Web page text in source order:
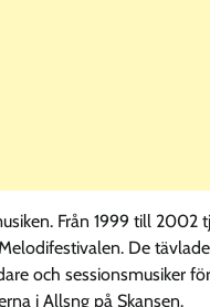
Från 1999 till 2002
De
och sessionsmusiker
i Allsng på Skansen.